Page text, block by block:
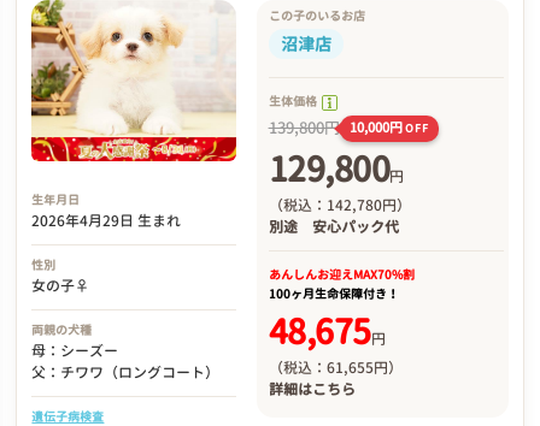
生年月日
2026年4月29日 生まれ
性別
女の子♀
両親の犬種
母：シーズー
父：チワワ（ロングコート）
遺伝子病検査
この子のいるお店
沼津店
生体価格
139,800円 10,000円OFF
129,800円
（税込：142,780円）
別途 安心パック代
あんしんお迎えMAX70%割
100ヶ月生命保障付き！
48,675円
（税込：61,655円）
詳細はこちら